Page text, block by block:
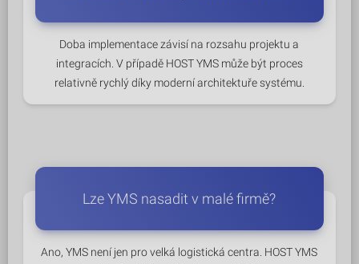
Doba implementace závisí na rozsahu projektu a
integracích. V případě HOST YMS může být proces
relativně rychlý díky moderní architektuře systému.
Lze YMS nasadit v malé firmě?
Ano, YMS není jen pro velká logistická centra. HOST YMS